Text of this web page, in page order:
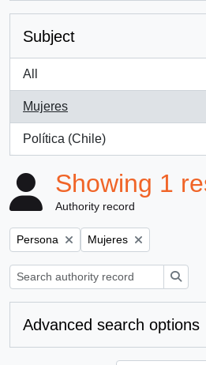
Subject
All
Mujeres
, 1 results
Política (Chile)
, 1 results
Showing 1
Authority record
Remove filter:
Persona Remove filter:
Mujeres
Advanced search options